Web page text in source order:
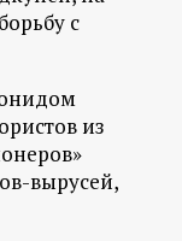
с
из
вырусей,